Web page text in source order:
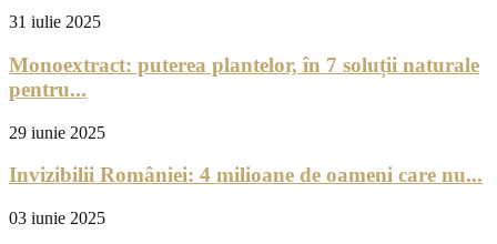
31 iulie 2025
Monoextract: puterea plantelor, în 7 soluții naturale
pentru...
29 iunie 2025
Invizibilii României: 4 milioane de oameni care nu...
03 iunie 2025